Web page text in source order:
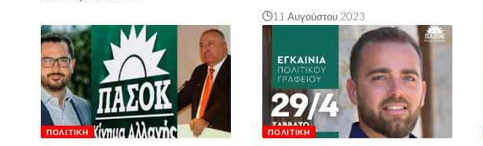
11 Αυγούστου 2023
ΠΟΛΙΤΙΚΉ ΠΟΛΙΤΙΚΉ